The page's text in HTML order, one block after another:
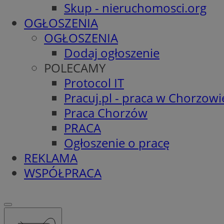
Skup - nieruchomosci.org
OGŁOSZENIA
OGŁOSZENIA
Dodaj ogłoszenie
POLECAMY
Protocol IT
Pracuj.pl - praca w
Praca Chorzów
PRACA
Ogłoszenie o pracę
REKLAMA
WSPÓŁPRACA